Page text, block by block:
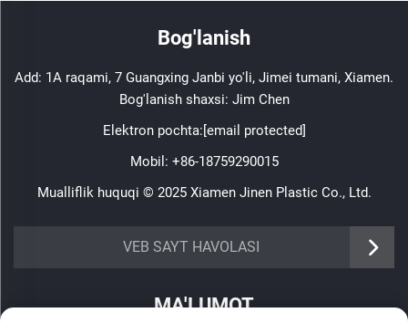
Bog'lanish
Add: 1A raqami, 7 Guangxing Janbi yo'li, Jimei tumani, Xiamen.
Bog'lanish shaxsi: Jim Chen
Elektron pochta:[email protected]
Mobil: +86-18759290015
Mualliflik huquqi © 2025 Xiamen Jinen Plastic Co., Ltd.
VEB SAYT HAVOLASI
https://www.jinenplastic.com/service
MA'LUMOT